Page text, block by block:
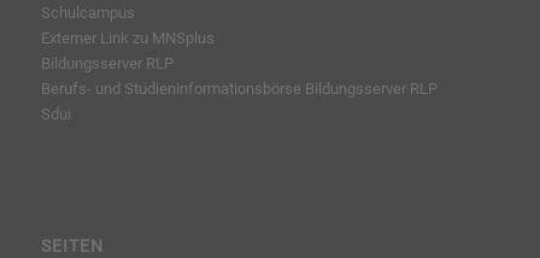
Schulcampus
Externer Link zu MNSplus
Bildungsserver RLP
Berufs- und Studieninformationsbörse Bildungsserver RLP
Sdui
SEITEN